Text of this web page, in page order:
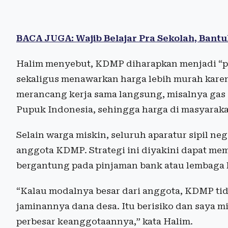
BACA JUGA: Wajib Belajar Pra Sekolah,
Halim menyebut, KDMP diharapkan menjadi
sekaligus menawarkan harga lebih murah
merancang kerja sama langsung, misalnya
Pupuk Indonesia, sehingga harga di
Selain warga miskin, seluruh aparatur sipil
anggota KDMP. Strategi ini diyakini dapat
bergantung pada pinjaman bank atau lembaga
“Kalau modalnya besar dari anggota, KDMP
jaminannya dana desa. Itu berisiko dan saya
perbesar keanggotaannya,” kata Halim.